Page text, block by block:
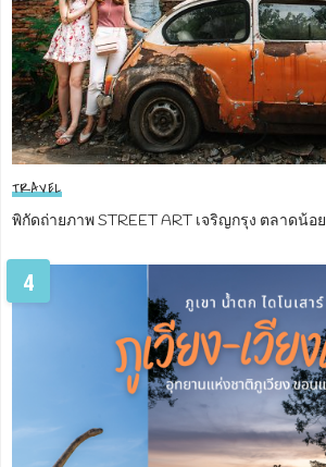
TRAVEL
พิกัดถ่ายภาพ STREET ART เจริญกรุง ตลาดน้อย
4